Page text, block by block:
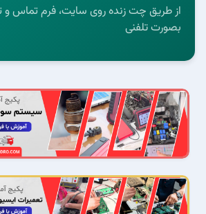
از طریق چت زنده روی سایت، فرم تماس و
بصورت تلفنی